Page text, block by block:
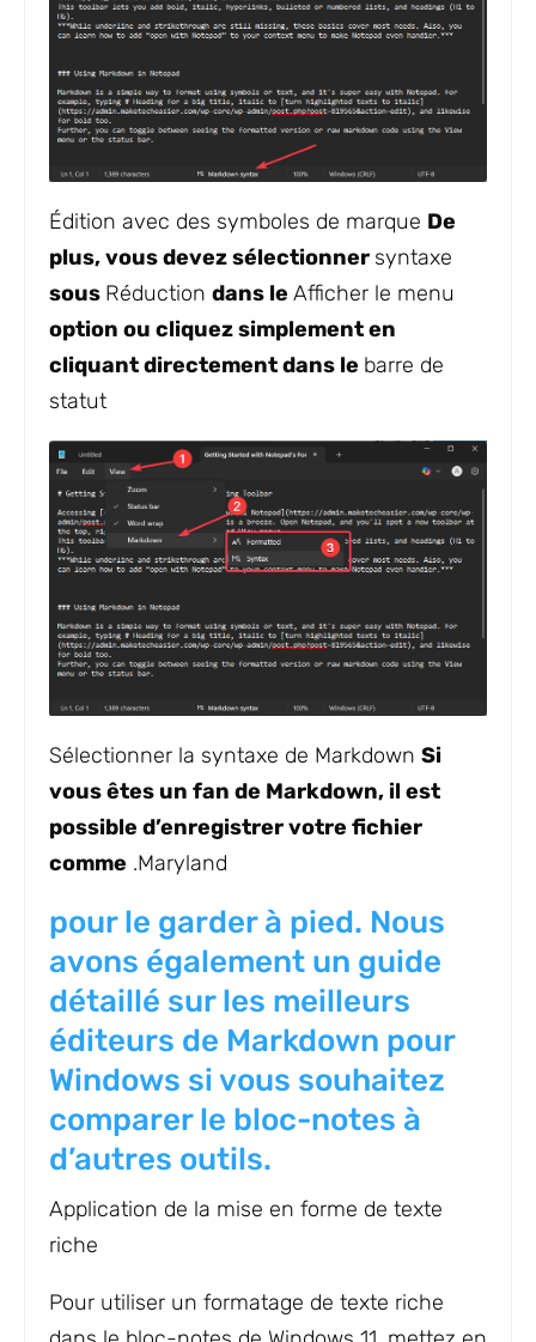
Édition avec des symboles de marque De
plus, vous devez sélectionner syntaxe
sous Réduction dans le Afficher le menu
option ou cliquez simplement en
cliquant directement dans le barre de
statut
Sélectionner la syntaxe de Markdown Si
vous êtes un fan de Markdown, il est
possible d’enregistrer votre fichier
comme .Maryland
pour le garder à pied. Nous
avons également un guide
détaillé sur les meilleurs
éditeurs de Markdown pour
Windows si vous souhaitez
comparer le bloc-notes à
d’autres outils.
Application de la mise en forme de texte
riche
Pour utiliser un formatage de texte riche